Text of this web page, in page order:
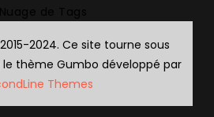
2024. Ce site tourne sous
le thème Gumbo développé par
Themes